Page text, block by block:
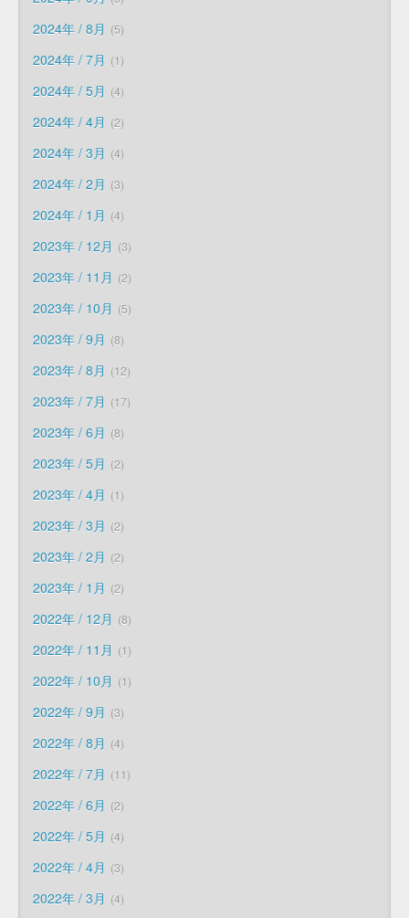
2024年 / 8月 5
2024年 / 7月 1
2024年 / 5月 4
2024年 / 4月 2
2024年 / 3月 4
2024年 / 2月 3
2024年 / 1月 4
2023年 / 12月 3
2023年 / 11月 2
2023年 / 10月 5
2023年 / 9月 8
2023年 / 8月 12
2023年 / 7月 17
2023年 / 6月 8
2023年 / 5月 2
2023年 / 4月 1
2023年 / 3月 2
2023年 / 2月 2
2023年 / 1月 2
2022年 / 12月 8
2022年 / 11月 1
2022年 / 10月 1
2022年 / 9月 3
2022年 / 8月 4
2022年 / 7月 11
2022年 / 6月 2
2022年 / 5月 4
2022年 / 4月 3
2022年 / 3月 4